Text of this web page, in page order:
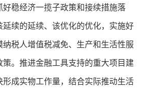
稳经济一揽子政策和接续措施落
续的延续、该优化的优化，实施好
税人增值税减免、生产和生活性服
。推进金融工具支持的重大项目建
成实物工作量，结合实际推动生活